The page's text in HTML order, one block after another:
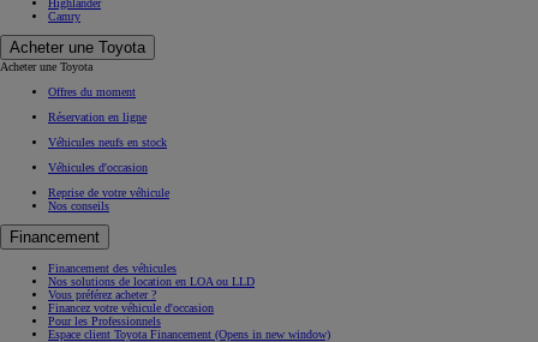
Camry
Acheter une Toyota
Acheter une Toyota
Offres du moment
Réservation en ligne
Véhicules neufs en stock
Véhicules d'occasion
Reprise de votre véhicule
Nos conseils
Financement
Financement des véhicules
Nos solutions de location en LOA ou LLD
Vous préférez acheter ?
Financez votre véhicule d'occasion
Pour les Professionnels
Espace client Toyota Financement (Opens in new window)